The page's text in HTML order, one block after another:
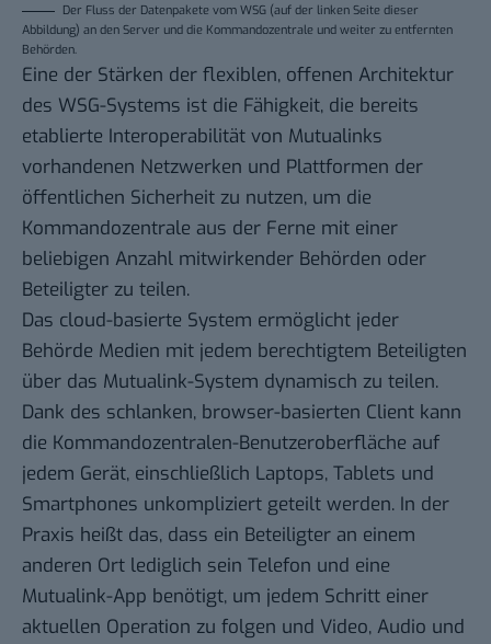
Der Fluss der Datenpakete vom WSG (auf der linken Seite dieser
Abbildung) an den Server und die Kommandozentrale und weiter zu entfernten
Behörden.
Eine der Stärken der flexiblen, offenen Architektur
des WSG-Systems ist die Fähigkeit, die bereits
etablierte Interoperabilität von Mutualinks
vorhandenen Netzwerken und Plattformen der
öffentlichen Sicherheit zu nutzen, um die
Kommandozentrale aus der Ferne mit einer
beliebigen Anzahl mitwirkender Behörden oder
Beteiligter zu teilen.
Das cloud-basierte System ermöglicht jeder
Behörde Medien mit jedem berechtigtem Beteiligten
über das Mutualink-System dynamisch zu teilen.
Dank des schlanken, browser-basierten Client kann
die Kommandozentralen-Benutzeroberfläche auf
jedem Gerät, einschließlich Laptops, Tablets und
Smartphones unkompliziert geteilt werden. In der
Praxis heißt das, dass ein Beteiligter an einem
anderen Ort lediglich sein Telefon und eine
Mutualink-App benötigt, um jedem Schritt einer
aktuellen Operation zu folgen und Video, Audio und